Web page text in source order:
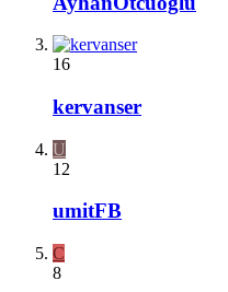
16
kervanser
U
12
umitFB
C
8